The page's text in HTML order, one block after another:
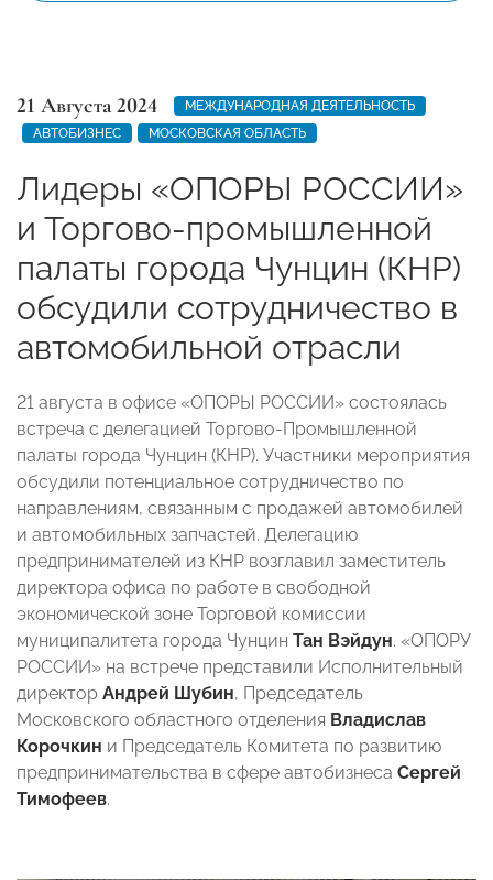
21 Августа 2024
МЕЖДУНАРОДНАЯ ДЕЯТЕЛЬНОСТЬ
АВТОБИЗНЕС
МОСКОВСКАЯ ОБЛАСТЬ
Лидеры «ОПОРЫ РОССИИ»
и Торгово-промышленной
палаты города Чунцин (КНР)
обсудили сотрудничество в
автомобильной отрасли
21 августа в офисе «ОПОРЫ РОССИИ» состоялась
встреча с делегацией Торгово-Промышленной
палаты города Чунцин (КНР). Участники мероприятия
обсудили потенциальное сотрудничество по
направлениям, связанным с продажей автомобилей
и автомобильных запчастей. Делегацию
предпринимателей из КНР возглавил заместитель
директора офиса по работе в свободной
экономической зоне Торговой комиссии
муниципалитета города Чунцин Тан Вэйдун. «ОПОРУ
РОССИИ» на встрече представили Исполнительный
директор Андрей Шубин, Председатель
Московского областного отделения Владислав
Корочкин и Председатель Комитета по развитию
предпринимательства в сфере автобизнеса Сергей
Тимофеев.